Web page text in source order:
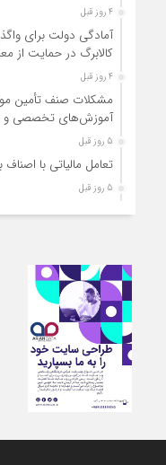
4 روز قبل
آمادگی دولت برای
کالابرگ در حمایت از
4 روز قبل
مشکلات صنف تأمین
آموزش‌های تخصصی و
5 روز قبل
تعامل مالیاتی با
5 روز قبل
توجه به دغدغه های
واحدهای مجاز انجام شود